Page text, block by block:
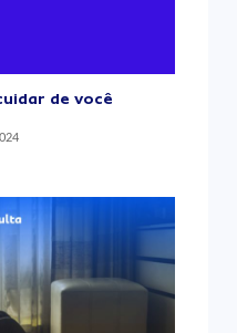
de você